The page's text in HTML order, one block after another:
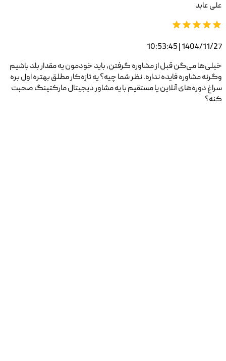
علی عابد
1404/11/27 | 10:53:45
خیلی‌ها می‌گن قبل از مشاوره گرفتن، باید خودمون یه مقدار بلد باشیم
وگرنه مشاوره فایده نداره. نظر شما چیه؟ یه تازه‌کار مطلق بهتره اول بره
سراغ دوره‌های آنلاین یا مستقیم با یه مشاور دیجیتال مارکتینگ صحبت
کنه؟